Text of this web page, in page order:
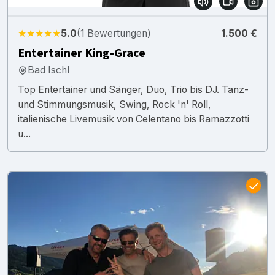
★★★★★5.0(1 Bewertungen) 1.500 €
Entertainer King-Grace
Bad Ischl
Top Entertainer und Sänger, Duo, Trio bis DJ. Tanz-
und Stimmungsmusik, Swing, Rock 'n' Roll,
italienische Livemusik von Celentano bis Ramazzotti
u...